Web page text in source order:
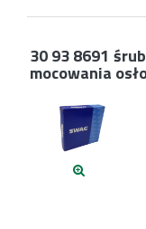
30 93 8691
mocowania